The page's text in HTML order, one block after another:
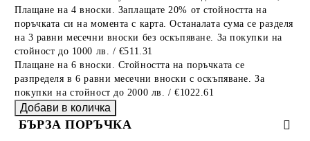
Плащане на 4 вноски. Заплащате 20% от стойността на
поръчката си на момента с карта. Останалата сума се разделя
на 3 равни месечни вноски без оскъпяване. За покупки на
стойност до 1000 лв. / €511.31
Плащане на 6 вноски. Стойността на поръчката се
разпределя в 6 равни месечни вноски с оскъпяване. За
покупки на стойност до 2000 лв. / €1022.61
БЪРЗА ПОРЪЧКА